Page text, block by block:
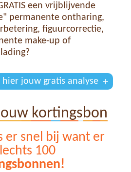
een vrijblijvende
permanente ontharing,
figuurcorrectie,
make-up of
hier jouw gratis analyse
kortingsbon
er snel bij want er
100